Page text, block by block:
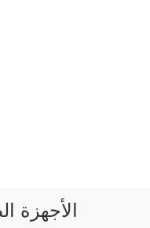
الأجهزة